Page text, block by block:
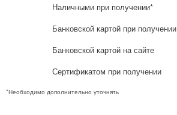
Наличными при получении*
Банковской картой при получении
Банковской картой на сайте
Сертификатом при получении
*Необходимо дополнительно уточнять